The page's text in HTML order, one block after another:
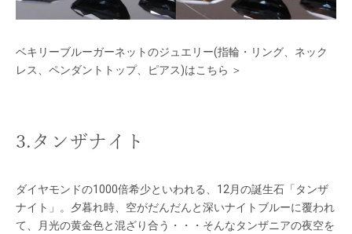
ベキリーブルーガーネットのジュエリー(指輪・リング、ネック
レス、ペンダントトップ、ピアス)はこちら ＞
3.タンザナイト
ダイヤモンドの1000倍希少といわれる、12月の誕生石「タンザ
ナイト」。夕暮れ時、空がだんだんと深いナイトブルーに覆われ
て、月光の黄金色と混ざり合う・・・そんなタンザニアの夜空を